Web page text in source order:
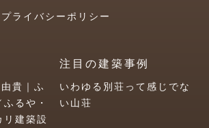
プライバシーポリシー
貴｜ふ
るや・
リ建築設
注目の建築事例
いわゆる別荘って感じでな
い山荘